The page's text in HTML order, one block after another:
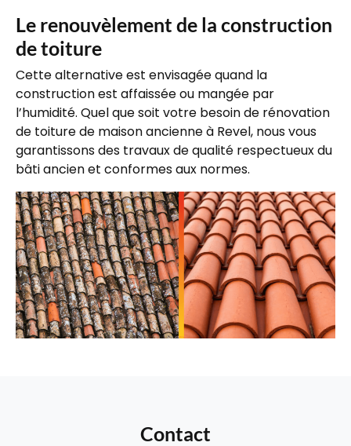
Le renouvèlement de la construction
de toiture
Cette alternative est envisagée quand la
construction est affaissée ou mangée par
l’humidité. Quel que soit votre besoin de rénovation
de toiture de maison ancienne à Revel, nous vous
garantissons des travaux de qualité respectueux du
bâti ancien et conformes aux normes.
Contact